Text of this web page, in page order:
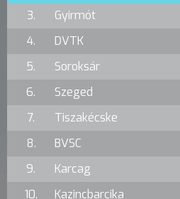
3.
Gyirmót
4.
DVTK
5.
Soroksár
6.
Szeged
7.
Tiszakécske
8.
BVSC
9.
Karcag
10.
Kazincbarcika